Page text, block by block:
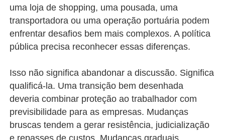
uma loja de shopping, uma pousada, uma
transportadora ou uma operação portuária podem
enfrentar desafios bem mais complexos. A política
pública precisa reconhecer essas diferenças.
Isso não significa abandonar a discussão. Significa
qualificá-la. Uma transição bem desenhada
deveria combinar proteção ao trabalhador com
previsibilidade para as empresas. Mudanças
bruscas tendem a gerar resistência, judicialização
e repasses de custos. Mudanças graduais,